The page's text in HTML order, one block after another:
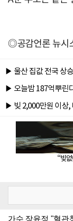
◎공감언론 뉴시